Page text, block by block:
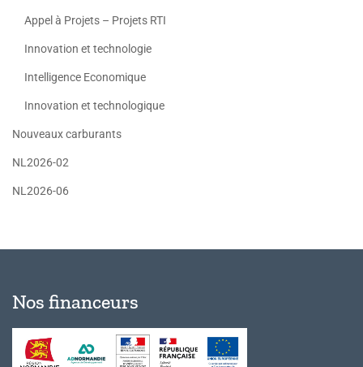
Appel à Projets – Projets RTI
Innovation et technologie
Intelligence Economique
Innovation et technologique
Nouveaux carburants
NL2026-02
NL2026-06
Nos financeurs